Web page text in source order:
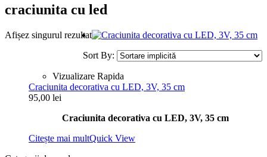
craciunita cu led
Afișez singurul rezultat
Sort By:
Vizualizare Rapida
Craciunita decorativa cu LED, 3V, 35 cm
95,00 lei
Craciunita decorativa cu LED, 3V, 35 cm
Citește mai multQuick View